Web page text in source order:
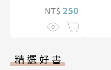
NT$ 250
精選好書